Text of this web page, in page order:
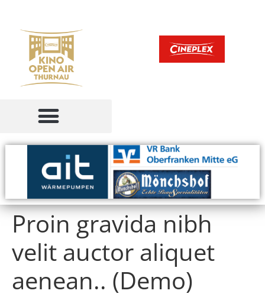
Proin gravida nibh
velit auctor aliquet
aenean.. (Demo)